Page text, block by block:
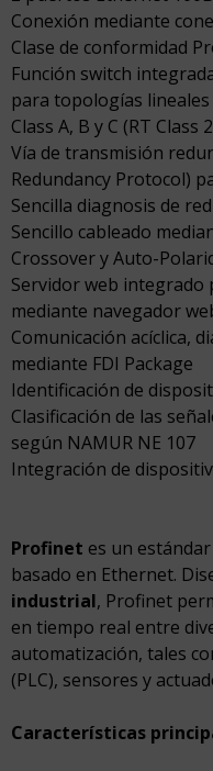
Conexión mediante
Clase de conformidad
Función switch
para topologías
Class A, B y C (RT Class
Vía de transmisión
Redundancy Protocol)
Sencilla diagnosis de
Sencillo cableado
Crossover y Auto-
Servidor web integrado
mediante navegador
Comunicación acíclica,
mediante FDI Package
Identificación de
Clasificación de las
según NAMUR NE 107
Integración de
Profinet es un
basado en Ethernet.
industrial, Profinet
en tiempo real entre
automatización, tales
(PLC), sensores y
Características